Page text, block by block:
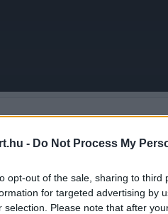
- Do Not Process My
opt-out of the sale, sharing to
for targeted advertising by
selection. Please note that after
évben rendre
a kocka. Úgy véli, a
csapattársa